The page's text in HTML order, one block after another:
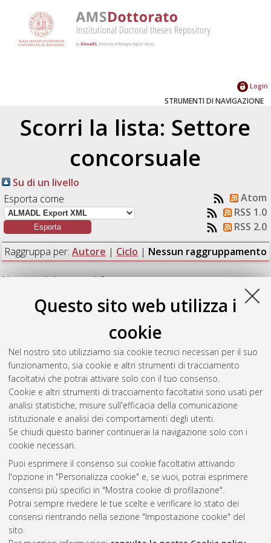
Questo sito web utilizza i
cookie
Nel nostro sito utilizziamo sia cookie tecnici necessari per il suo
funzionamento, sia cookie e altri strumenti di tracciamento
facoltativi che potrai attivare solo con il tuo consenso.
Cookie e altri strumenti di tracciamento facoltativi sono usati per
analisi statistiche, misure sull'efficacia della comunicazione
istituzionale e analisi dei comportamenti degli utenti.
Se chiudi questo banner continuerai la navigazione solo con i
cookie necessari.
Puoi esprimere il consenso sui cookie facoltativi attivando
l'opzione in "Personalizza cookie" e, se vuoi, potrai esprimere
consensi più specifici in "Mostra cookie di profilazione".
Potrai sempre rivedere le tue scelte e verificare lo stato dei
consensi rientrando nella sezione "Impostazione cookie" del
sito.
Login
STRUMENTI DI NAVIGAZIONE
Scorri la lista: Settore
concorsuale
Su di un livello
Esporta come
Atom
RSS 1.0
RSS 2.0
Raggruppa per: Autore | Ciclo | Nessun raggruppamento
Numero di documenti:1.
Piana, Francesco(2018)Development of innovative plant
design solutions, sustainable and efficient for humanitarian
, [Dissertation thesis], Alma Mater Studiorum
Università di Bologna. Dottorato di ricerca in
scienze avanzate dell'ingegneria, 30 Ciclo. DOI
10.6092/unibo/amsdottorato/8546.
Questa lista e' stata generata ilSat Aug 8 20:35:49 2026
Atom
Rss 1.0
Rss 2.0